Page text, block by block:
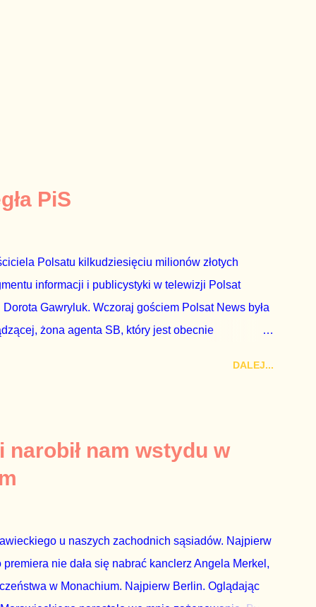
PiS
Polsatu kilkudziesięciu milionów złotych
informacji i publicystyki w telewizji Polsat
Gawryluk. Wczoraj gościem Polsat News była
żona agenta SB, który jest obecnie
że znowu dał się złamać partii Jarosława
tak się stało. Na kilka tygodni przed
do biur Solorza politycy PiS wysłali Agencję
DALEJ...
nam wstydu w
u naszych zachodnich sąsiadów. Najpierw
nie dała się nabrać kanclerz Angela Merkel,
w Monachium. Najpierw Berlin. Oglądając